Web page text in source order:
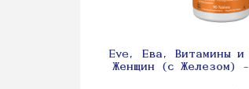
Eve, Ева, Витамины и
Женщин (с Железом)